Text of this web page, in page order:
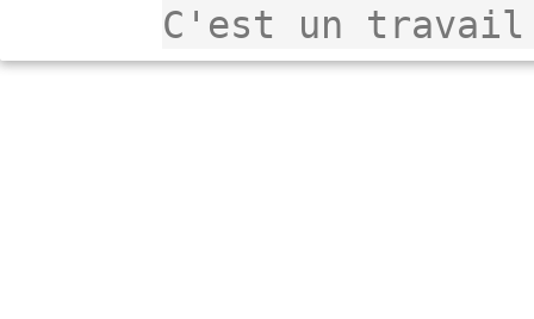
C'est un travail